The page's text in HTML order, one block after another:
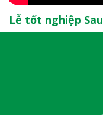
Lễ tốt nghiệp